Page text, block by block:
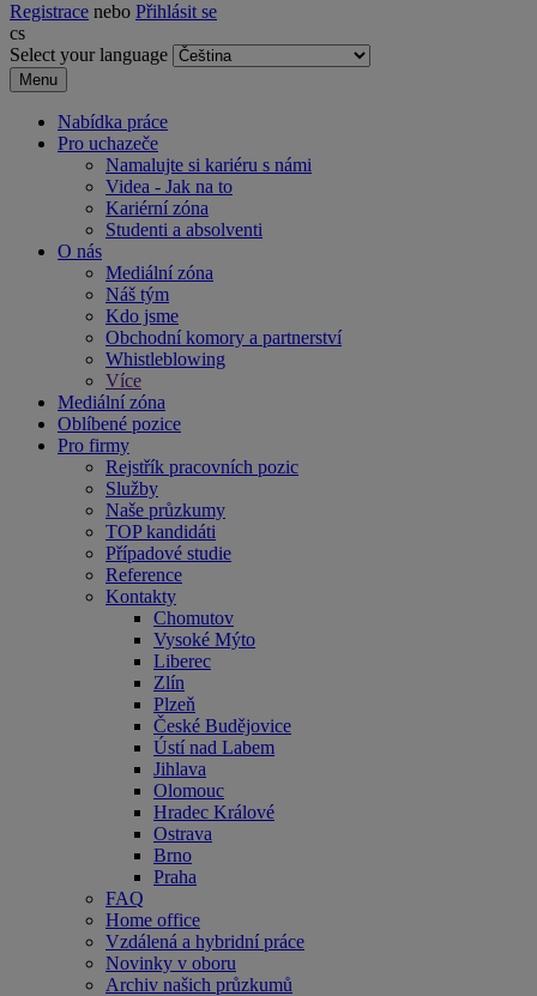
Registrace nebo Přihlásit se
cs
Select your language
Menu
Nabídka práce
Pro uchazeče
Namalujte si kariéru s námi
Videa - Jak na to
Kariérní zóna
Studenti a absolventi
O nás
Mediální zóna
Náš tým
Kdo jsme
Obchodní komory a partnerství
Whistleblowing
Více
Mediální zóna
Oblíbené pozice
Pro firmy
Rejstřík pracovních pozic
Služby
Naše průzkumy
TOP kandidáti
Případové studie
Reference
Kontakty
Chomutov
Vysoké Mýto
Liberec
Zlín
Plzeň
České Budějovice
Ústí nad Labem
Jihlava
Olomouc
Hradec Králové
Ostrava
Brno
Praha
FAQ
Home office
Vzdálená a hybridní práce
Novinky v oboru
Archiv našich průzkumů